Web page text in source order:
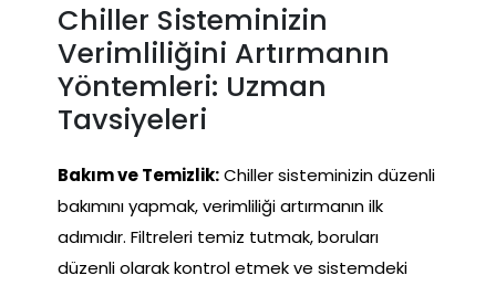
Chiller Sisteminizin
Verimliliğini Artırmanın
Yöntemleri: Uzman
Tavsiyeleri
Bakım ve Temizlik:Chiller sisteminizin düzenli
bakımını yapmak, verimliliği artırmanın ilk
adımıdır. Filtreleri temiz tutmak, boruları
düzenli olarak kontrol etmek ve sistemdeki